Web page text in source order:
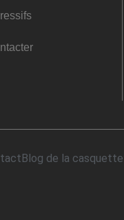
Blog de la